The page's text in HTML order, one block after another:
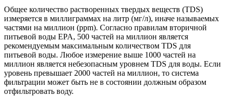
Общее количество растворенных твердых веществ (TDS)
измеряется в миллиграммах на литр (мг/л), иначе называемых
частями на миллион (ppm). Согласно правилам вторичной
питьевой воды EPA, 500 частей на миллион является
рекомендуемым максимальным количеством TDS для
питьевой воды. Любое измерение выше 1000 частей на
миллион является небезопасным уровнем TDS для воды. Если
уровень превышает 2000 частей на миллион, то система
фильтрации может быть не в состоянии должным образом
отфильтровать воду.